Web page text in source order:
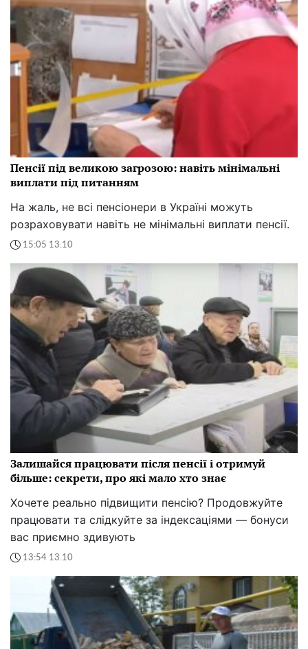
Пенсії під великою загрозою: навіть мінімальні
виплати під питанням
На жаль, не всі пенсіонери в Україні можуть
розраховувати навіть не мінімальні виплати пенсії.
15:05 13.10
Залишайся працювати після пенсії і отримуй
більше: секрети, про які мало хто знає
Хочете реально підвищити пенсію? Продовжуйте
працювати та слідкуйте за індексаціями — бонуси
вас приємно здивують
13:54 13.10